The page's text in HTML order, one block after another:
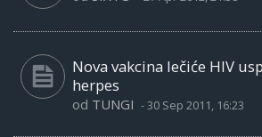
Nova vakcina lečiće HIV
herpes
od TUNGI -30 Sep 2011, 16:23